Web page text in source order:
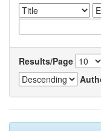
Results/Page